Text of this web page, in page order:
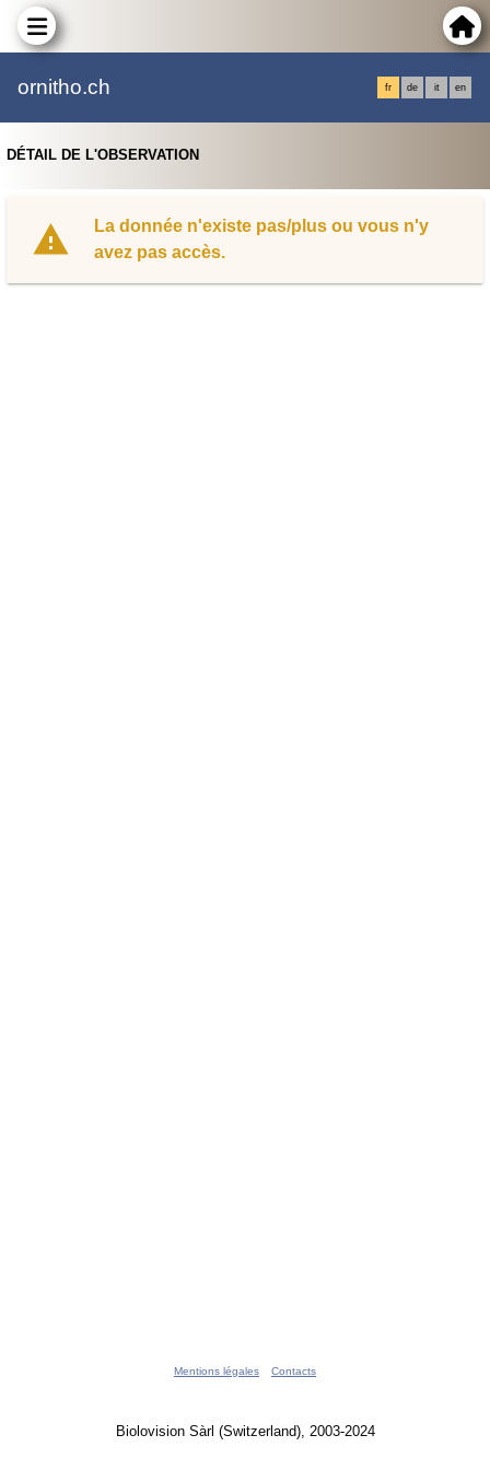
ornitho.ch fr de it en
DÉTAIL DE L'OBSERVATION
La donnée n'existe pas/plus ou vous n'y
avez pas accès.
Mentions légales Contacts
Biolovision Sàrl (Switzerland), 2003-2024